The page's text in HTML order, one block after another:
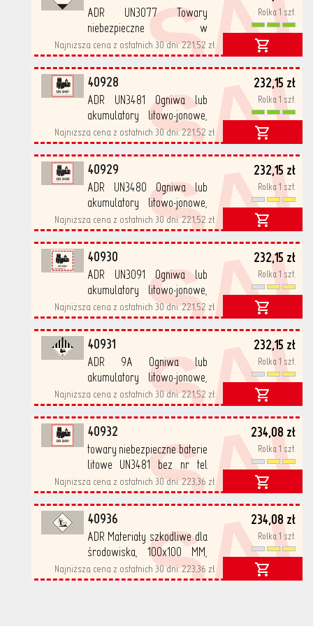
ADR UN3077 Towary
niebezpieczne w
ograniczonych ilościach,
100x100 MM,
samoprzylepne, PP
500/rolka
Najniższa cena z ostatnich 30 dni:221,52 zł
Rolka 1 szt.
40928 232,15 zł
ADR UN3481 Ogniwa lub
akumulatory litowo-jonowe,
100x100 MM,
samoprzylepne, PP
500/rolka
Najniższa cena z ostatnich 30 dni:221,52 zł
Rolka 1 szt.
40929 232,15 zł
ADR UN3480 Ogniwa lub
akumulatory litowo-jonowe,
100x100 MM,
samoprzylepne, PP
500/rolka
Najniższa cena z ostatnich 30 dni:221,52 zł
Rolka 1 szt.
40930 232,15 zł
ADR UN3091 Ogniwa lub
akumulatory litowo-jonowe,
100x100 MM,
samoprzylepne, PP
500/rolka
Najniższa cena z ostatnich 30 dni:221,52 zł
Rolka 1 szt.
40931 232,15 zł
ADR 9A Ogniwa lub
akumulatory litowo-jonowe,
100x100 MM,
samoprzylepne, PP
500/rolka
Najniższa cena z ostatnich 30 dni:221,52 zł
Rolka 1 szt.
40932 234,08 zł
towary niebezpieczne baterie
litowe UN3481 bez nr tel
100X100 MM PP 500 SZT/RL
Najniższa cena z ostatnich 30 dni:223,36 zł
Rolka 1 szt.
40936 234,08 zł
ADR Materiały szkodliwe dla
środowiska, 100x100 MM,
samoprzylepne, PP
500/rolka
Najniższa cena z ostatnich 30 dni:223,36 zł
Rolka 1 szt.